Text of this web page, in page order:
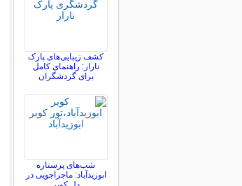
کشف زیبایی‌های پارک
نارار: راهنمای کامل
برای گردشگران
شب‌های پرستاره
ابوزیدآباد: ماجراجویی در